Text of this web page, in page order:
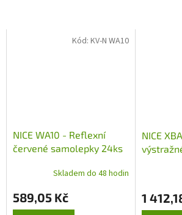
NICE WA10 - Reflexní
červené samolepky 24ks
Skladem do 48 hodin
589,05 Kč
Kód: KV-N WA10
NICE
1